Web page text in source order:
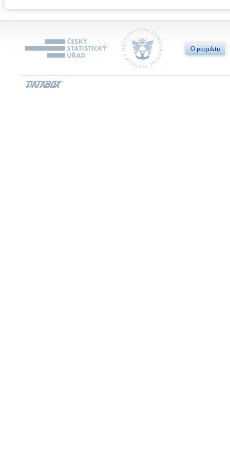
O projektu